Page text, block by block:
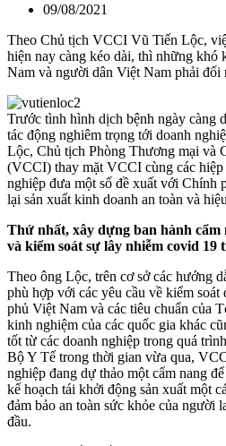
09/08/2021
Theo Chủ tịch VCCI Vũ Tiến Lộc,
hiện nay càng kéo dài, thì những khó
Nam và người dân Việt Nam phải
Trước tình hình dịch bệnh ngày càng
tác động nghiêm trọng tới doanh
Lộc, Chủ tịch Phòng Thương mại và
(VCCI) thay mặt VCCI cùng các hiệp
nghiệp đưa một số đề xuất với Chính
lại sản xuất kinh doanh an toàn và
Thứ nhất, xây dựng ban hành cẩm
và kiểm soát sự lây nhiễm covid 19
Theo ông Lộc, trên cơ sở các hướng
phù hợp với các yêu cầu về kiểm
phủ Việt Nam và các tiêu chuẩn của
kinh nghiệm của các quốc gia khác
tốt từ các doanh nghiệp trong quá
Bộ Y Tế trong thời gian vừa qua,
nghiệp đang dự thảo một cẩm nang
kế hoạch tái khởi động sản xuất một
đảm bảo an toàn sức khỏe của người
đầu.